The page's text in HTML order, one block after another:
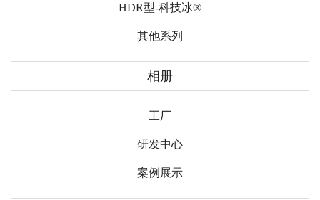
HDR型-科技冰®
其他系列
相册
工厂
研发中心
案例展示